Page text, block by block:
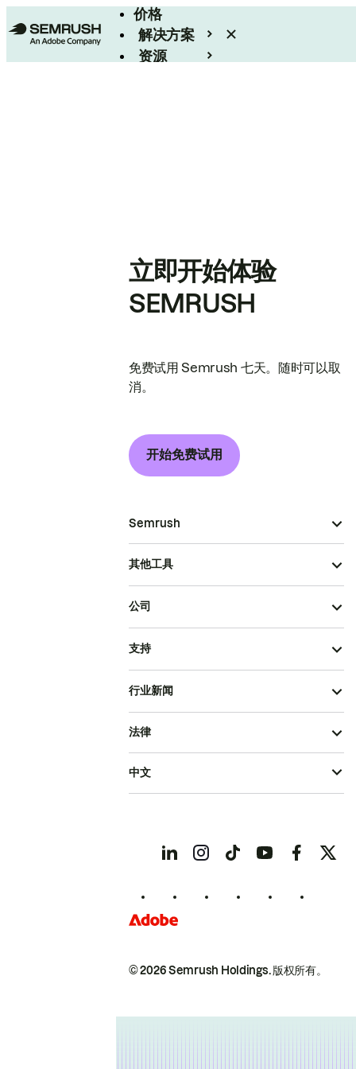
价格
解决方案
资源
立即开始体验
SEMRUSH
免费试用 Semrush 七天。随时可以取
消。
开始免费试用
Semrush
其他工具
公司
支持
行业新闻
© 2026 Semrush Holdings.版权所有。
法律
中文